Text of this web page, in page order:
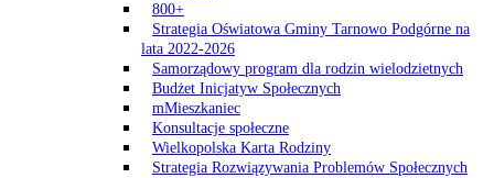
800+
Strategia Oświatowa Gminy Tarnowo Podgórne na
lata 2022-2026
Samorządowy program dla rodzin wielodzietnych
Budżet Inicjatyw Społecznych
mMieszkaniec
Konsultacje społeczne
Wielkopolska Karta Rodziny
Strategia Rozwiązywania Problemów Społecznych